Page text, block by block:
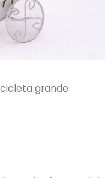
grande